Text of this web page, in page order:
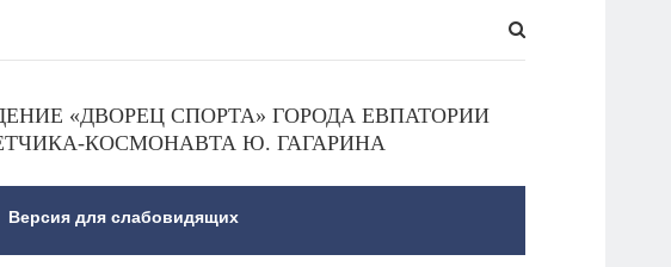
«ДВОРЕЦ СПОРТА» ГОРОДА ЕВПАТОРИИ
КОСМОНАВТА Ю. ГАГАРИНА
Версия для слабовидящих